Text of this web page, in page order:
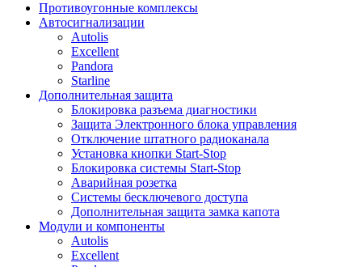
Противоугонные комплексы
Автосигнализации
Autolis
Excellent
Pandora
Starline
Дополнительная защита
Блокировка разъема диагностики
Защита Электронного блока управления
Отключение штатного радиоканала
Установка кнопки Start-Stop
Блокировка системы Start-Stop
Аварийная розетка
Системы бесключевого доступа
Дополнительная защита замка капота
Модули и компоненты
Autolis
Excellent